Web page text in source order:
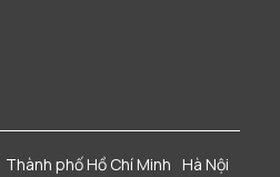
Thành phố Hồ Chí Minh Hà Nội